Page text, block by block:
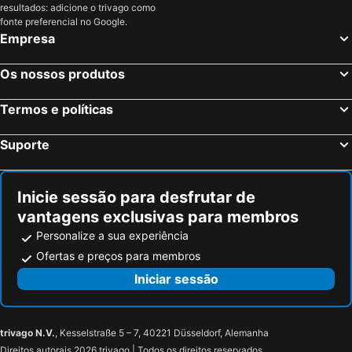
Puegnago sul Garda, bed and breakfasts
Bagnolo Mella, bed and breakfasts
Passirano, bed and breakfasts
Malcesine, bed and breakfasts
Curtatone, bed and breakfasts
Ponti sul Mincio, bed and breakfasts
San Felice del Benaco, bed and breakfasts
Pisogne, bed and breakfasts
resultados: adicione o trivago como
fonte preferencial no Google.
Empresa
Os nossos produtos
Termos e políticas
Suporte
Inicie sessão para desfrutar de
vantagens exclusivas para membros
Personalize a sua experiência
Ofertas e preços para membros
Iniciar sessão
trivago N.V., Kesselstraße 5 – 7, 40221 Düsseldorf, Alemanha